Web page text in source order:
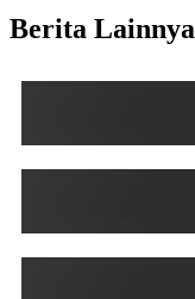
Berita Lainnya